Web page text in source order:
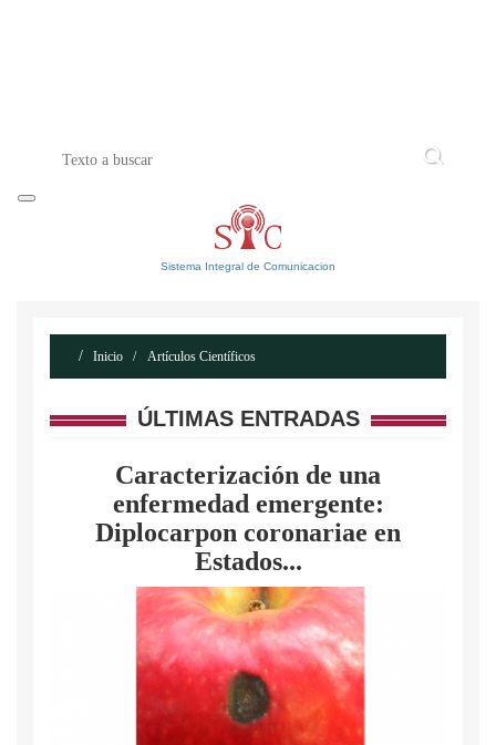
Sistema Integral de Comunicacion
Inicio Artículos Científicos
ÚLTIMAS ENTRADAS
Caracterización de una
enfermedad emergente:
Diplocarpon coronariae en
Estados...